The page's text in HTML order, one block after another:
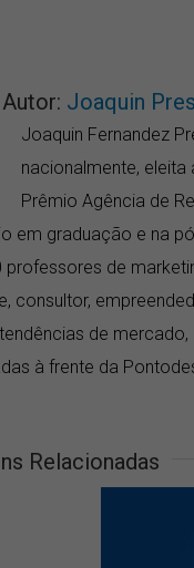
Joaquin
Joaquin Fernandez
nacionalmente, eleita
Prêmio Agência de
em graduação e na
professores de
consultor,
de
à frente da
Relacionadas